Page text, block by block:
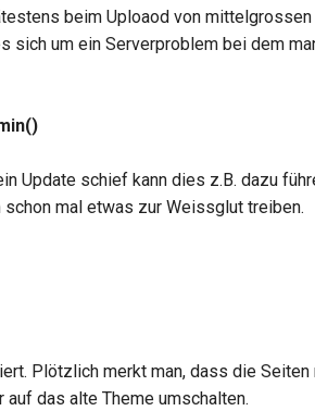
beim Uploaod von
um ein Serverproblem bei dem
Update schief kann dies z.B. dazu
schon mal etwas zur Weissglut treiben.
Plötzlich merkt man, dass die
das alte Theme umschalten.